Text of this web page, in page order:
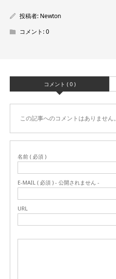
投稿者: Newton
コメント:0
コメント ( 0 )
この記事へのコメントはありません。
名前 ( 必須 )
E-MAIL ( 必須 ) - 公開されません -
URL